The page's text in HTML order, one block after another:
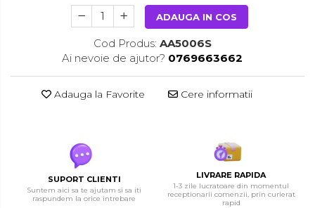
ADAUGA IN COS
Cod Produs: AA5006S
Ai nevoie de ajutor? 0769663662
Adauga la Favorite Cere informatii
SUPORT CLIENTI
Suntem aici sa te ajutam si sa iti
raspundem la orice intrebare
LIVRARE RAPIDA
1-3 zile lucratoare din momentul
receptionarii comenzii, prin curierat
rapid